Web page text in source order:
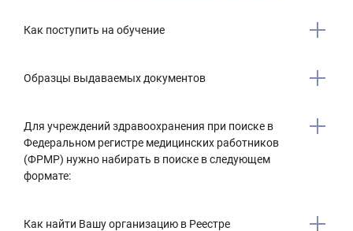
Как поступить на обучение
Образцы выдаваемых документов
Для учреждений здравоохранения при поиске в
Федеральном регистре медицинских работников
(ФРМР) нужно набирать в поиске в следующем
формате:
Как найти Вашу организацию в Реестре